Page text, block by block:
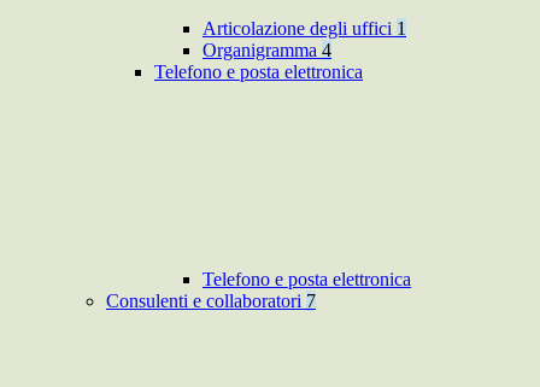
Articolazione degli uffici 1
Organigramma 4
Telefono e posta elettronica
Telefono e posta elettronica
Consulenti e collaboratori 7